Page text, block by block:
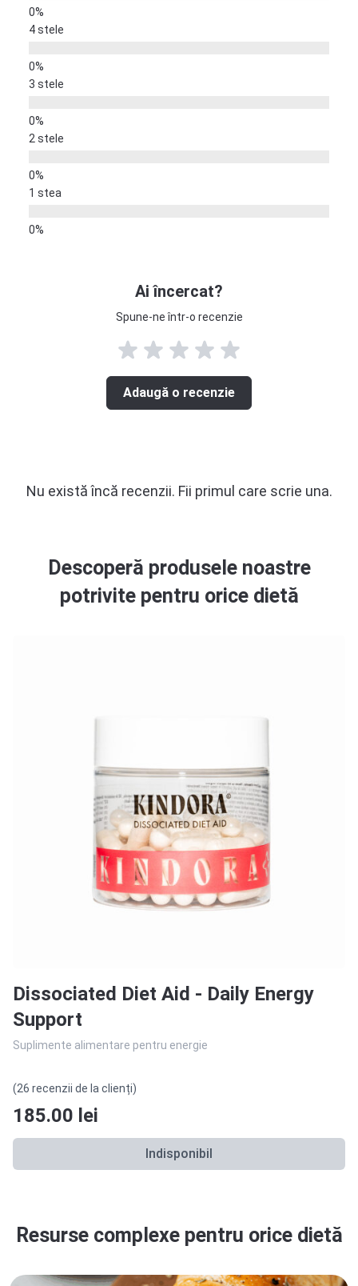
4 stele
3 stele
2 stele
1 stea
Ai încercat?
Spune-ne într-o recenzie
Adaugă o recenzie
Nu există încă recenzii. Fii primul care scrie una.
Descoperă produsele noastre
potrivite pentru orice dietă
Dissociated Diet Aid - Daily Energy
Support
Suplimente alimentare pentru energie
(26 recenzii de la clienți)
185.00 lei
Indisponibil
Resurse complexe pentru orice dietă